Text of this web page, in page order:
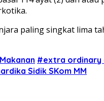
paling singkat lima
#extra ordinary
Sidik SKom MM